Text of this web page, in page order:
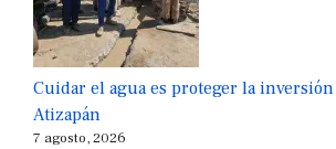
Cuidar el agua es proteger la
Atizapán
7 agosto, 2026